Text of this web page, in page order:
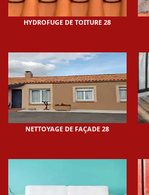
HYDROFUGE DE TOITURE 28
NETTOYAGE DE FAÇADE 28